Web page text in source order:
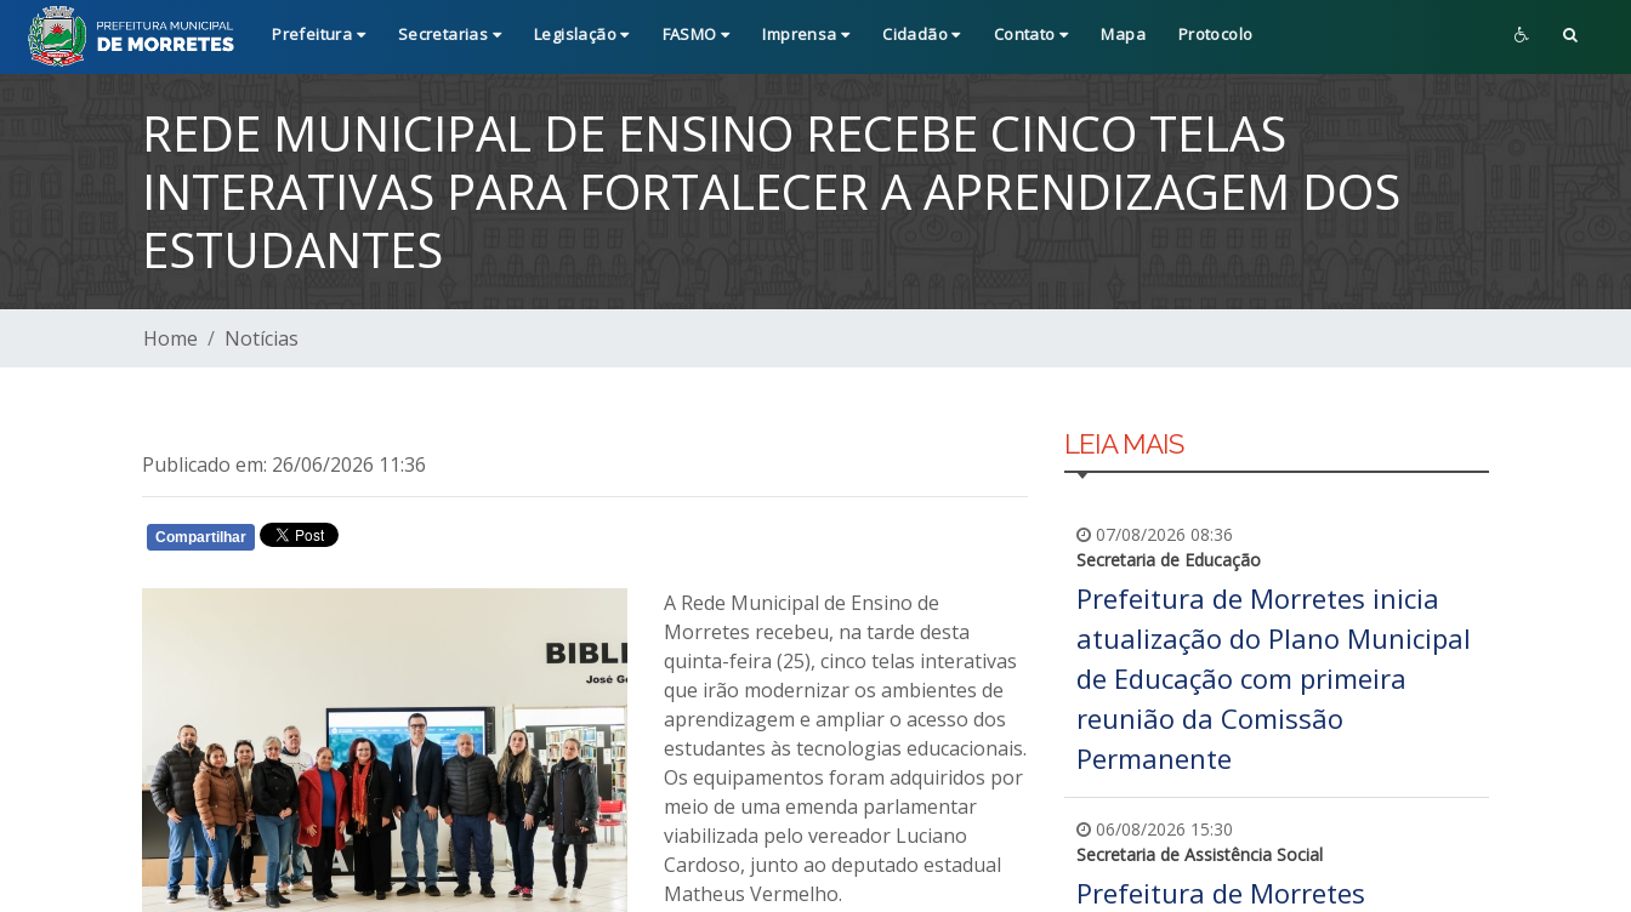
Prefeitura Secretarias Legislação FASMO Imprensa Cidadão Contato Mapa Protocolo
REDE MUNICIPAL DE ENSINO RECEBE CINCO TELAS
INTERATIVAS PARA FORTALECER A APRENDIZAGEM DOS
ESTUDANTES
Home Notícias
Publicado em: 26/06/2026 11:36
Compartilhar
A Rede Municipal de Ensino de
Morretes recebeu, na tarde desta
quinta-feira (25), cinco telas interativas
que irão modernizar os ambientes de
aprendizagem e ampliar o acesso dos
estudantes às tecnologias educacionais.
Os equipamentos foram adquiridos por
meio de uma emenda parlamentar
viabilizada pelo vereador Luciano
Cardoso, junto ao deputado estadual
Matheus Vermelho.
LEIA MAIS
07/08/2026 08:36
Secretaria de Educação
Prefeitura de Morretes inicia
atualização do Plano Municipal
de Educação com primeira
reunião da Comissão
Permanente
06/08/2026 15:30
Secretaria de Assistência Social
Prefeitura de Morretes